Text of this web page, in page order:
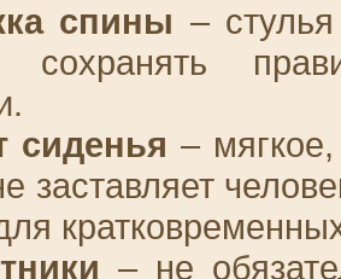
спины –
сохранять
сиденья –
заставляет
– не